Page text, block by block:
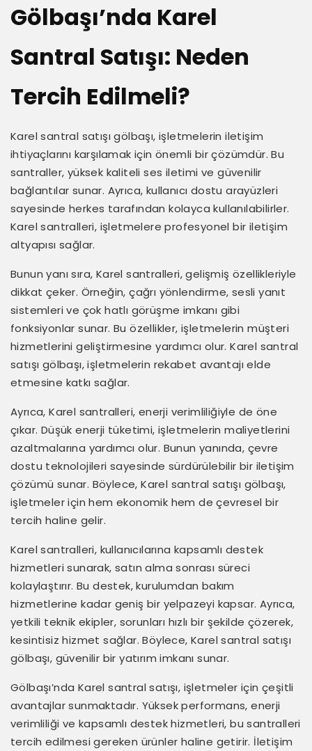
Gölbaşı’nda Karel
Santral Satışı: Neden
Tercih Edilmeli?
Karel santral satışı gölbaşı, işletmelerin iletişim
ihtiyaçlarını karşılamak için önemli bir çözümdür. Bu
santraller, yüksek kaliteli ses iletimi ve güvenilir
bağlantılar sunar. Ayrıca, kullanıcı dostu arayüzleri
sayesinde herkes tarafından kolayca kullanılabilirler.
Karel santralleri, işletmelere profesyonel bir iletişim
altyapısı sağlar.
Bunun yanı sıra, Karel santralleri, gelişmiş özellikleriyle
dikkat çeker. Örneğin, çağrı yönlendirme, sesli yanıt
sistemleri ve çok hatlı görüşme imkanı gibi
fonksiyonlar sunar. Bu özellikler, işletmelerin müşteri
hizmetlerini geliştirmesine yardımcı olur. Karel santral
satışı gölbaşı, işletmelerin rekabet avantajı elde
etmesine katkı sağlar.
Ayrıca, Karel santralleri, enerji verimliliğiyle de öne
çıkar. Düşük enerji tüketimi, işletmelerin maliyetlerini
azaltmalarına yardımcı olur. Bunun yanında, çevre
dostu teknolojileri sayesinde sürdürülebilir bir iletişim
çözümü sunar. Böylece, Karel santral satışı gölbaşı,
işletmeler için hem ekonomik hem de çevresel bir
tercih haline gelir.
Karel santralleri, kullanıcılarına kapsamlı destek
hizmetleri sunarak, satın alma sonrası süreci
kolaylaştırır. Bu destek, kurulumdan bakım
hizmetlerine kadar geniş bir yelpazeyi kapsar. Ayrıca,
yetkili teknik ekipler, sorunları hızlı bir şekilde çözerek,
kesintisiz hizmet sağlar. Böylece, Karel santral satışı
gölbaşı, güvenilir bir yatırım imkanı sunar.
Gölbaşı’nda Karel santral satışı, işletmeler için çeşitli
avantajlar sunmaktadır. Yüksek performans, enerji
verimliliği ve kapsamlı destek hizmetleri, bu santralleri
tercih edilmesi gereken ürünler haline getirir. İletişim